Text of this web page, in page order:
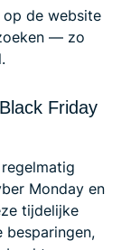
de website
— zo
Friday
Monday en
tijdelijke